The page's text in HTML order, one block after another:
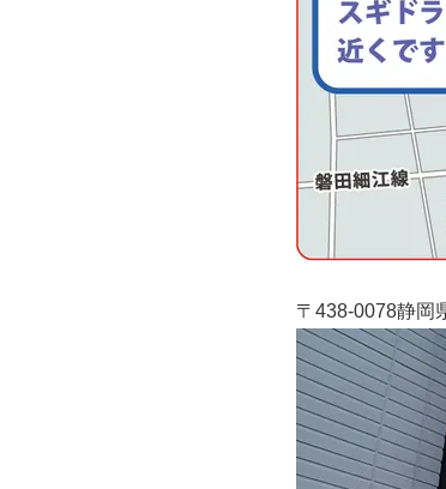
〒438-0078静岡